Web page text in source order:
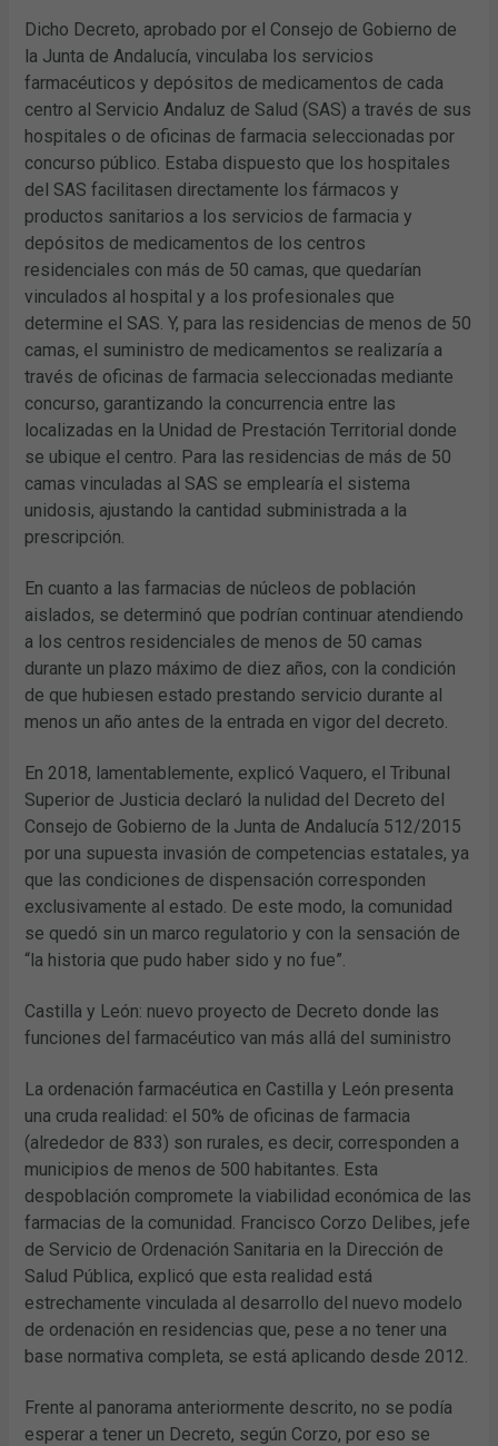
Dicho Decreto, aprobado por el Consejo de Gobierno de
la Junta de Andalucía, vinculaba los servicios
farmacéuticos y depósitos de medicamentos de cada
centro al Servicio Andaluz de Salud (SAS) a través de sus
hospitales o de oficinas de farmacia seleccionadas por
concurso público. Estaba dispuesto que los hospitales
del SAS facilitasen directamente los fármacos y
productos sanitarios a los servicios de farmacia y
depósitos de medicamentos de los centros
residenciales con más de 50 camas, que quedarían
vinculados al hospital y a los profesionales que
determine el SAS. Y, para las residencias de menos de 50
camas, el suministro de medicamentos se realizaría a
través de oficinas de farmacia seleccionadas mediante
concurso, garantizando la concurrencia entre las
localizadas en la Unidad de Prestación Territorial donde
se ubique el centro. Para las residencias de más de 50
camas vinculadas al SAS se emplearía el sistema
unidosis, ajustando la cantidad subministrada a la
prescripción.
En cuanto a las farmacias de núcleos de población
aislados, se determinó que podrían continuar atendiendo
a los centros residenciales de menos de 50 camas
durante un plazo máximo de diez años, con la condición
de que hubiesen estado prestando servicio durante al
menos un año antes de la entrada en vigor del decreto.
En 2018, lamentablemente, explicó Vaquero, el Tribunal
Superior de Justicia declaró la nulidad del Decreto del
Consejo de Gobierno de la Junta de Andalucía 512/2015
por una supuesta invasión de competencias estatales, ya
que las condiciones de dispensación corresponden
exclusivamente al estado. De este modo, la comunidad
se quedó sin un marco regulatorio y con la sensación de
“la historia que pudo haber sido y no fue”.
Castilla y León: nuevo proyecto de Decreto donde las
funciones del farmacéutico van más allá del suministro
La ordenación farmacéutica en Castilla y León presenta
una cruda realidad: el 50% de oficinas de farmacia
(alrededor de 833) son rurales, es decir, corresponden a
municipios de menos de 500 habitantes. Esta
despoblación compromete la viabilidad económica de las
farmacias de la comunidad. Francisco Corzo Delibes, jefe
de Servicio de Ordenación Sanitaria en la Dirección de
Salud Pública, explicó que esta realidad está
estrechamente vinculada al desarrollo del nuevo modelo
de ordenación en residencias que, pese a no tener una
base normativa completa, se está aplicando desde 2012.
Frente al panorama anteriormente descrito, no se podía
esperar a tener un Decreto, según Corzo, por eso se